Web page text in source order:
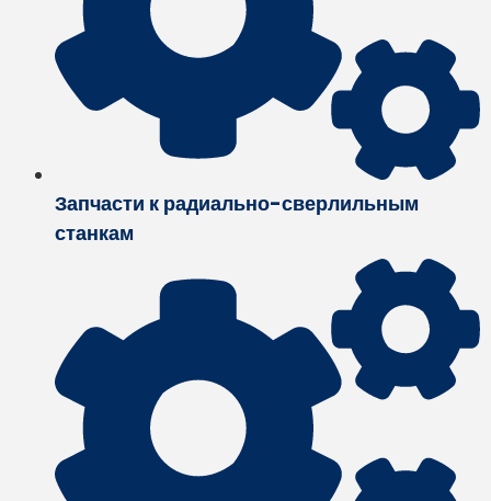
Запчасти к радиально-сверлильным
станкам